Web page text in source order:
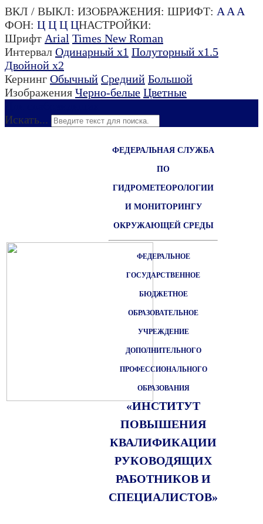
ВКЛ / ВЫКЛ: ИЗОБРАЖЕНИЯ: ШРИФТ: A A A
ФОН: Ц Ц Ц ЦНАСТРОЙКИ:
Шрифт Arial Times New Roman
Интервал Одинарный х1 Полуторный х1.5
Двойной х2
Кернинг Обычный Средний Большой
Изображения Черно-белые Цветные
Искать...
ФЕДЕРАЛЬНАЯ СЛУЖБА
ПО
ГИДРОМЕТЕОРОЛОГИИ
И МОНИТОРИНГУ
ОКРУЖАЮЩЕЙ СРЕДЫ
ФЕДЕРАЛЬНОЕ
ГОСУДАРСТВЕННОЕ
БЮДЖЕТНОЕ
ОБРАЗОВАТЕЛЬНОЕ
УЧРЕЖДЕНИЕ
ДОПОЛНИТЕЛЬНОГО
ПРОФЕССИОНАЛЬНОГО
ОБРАЗОВАНИЯ
«ИНСТИТУТ
ПОВЫШЕНИЯ
КВАЛИФИКАЦИИ
РУКОВОДЯЩИХ
РАБОТНИКОВ И
СПЕЦИАЛИСТОВ»